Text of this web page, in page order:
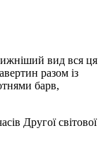
вид вся ця
разом із
барв,
Другої світової